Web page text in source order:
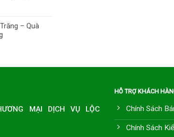
– Quà
MẠI DỊCH VỤ LỘC
HỖ TRỢ KHÁCH
Chính Sách
Chính Sách